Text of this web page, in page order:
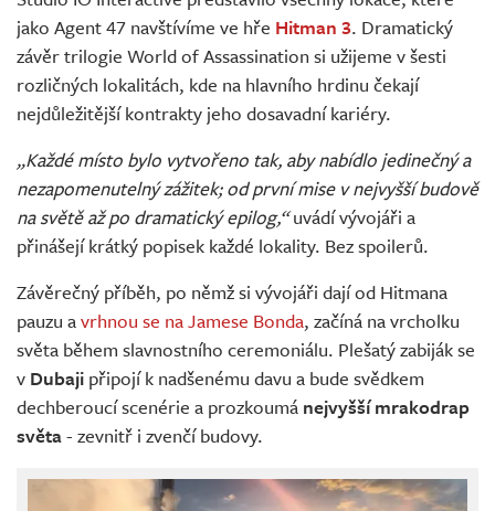
Živě
jako Agent 47 navštívíme ve hře Hitman 3. Dramatický
závěr trilogie World of Assassination si užijeme v šesti
rozličných lokalitách, kde na hlavního hrdinu čekají
nejdůležitější kontrakty jeho dosavadní kariéry.
„Každé místo bylo vytvořeno tak, aby nabídlo jedinečný a
nezapomenutelný zážitek; od první mise v nejvyšší budově
na světě až po dramatický epilog,“uvádí vývojáři a
přinášejí krátký popisek každé lokality. Bez spoilerů.
Závěrečný příběh, po němž si vývojáři dají od Hitmana
pauzu avrhnou se na Jamese Bonda, začíná na vrcholku
světa během slavnostního ceremoniálu. Plešatý zabiják se
v Dubaji připojí k nadšenému davu a bude svědkem
dechberoucí scenérie a prozkoumá nejvyšší mrakodrap
světa- zevnitř i zvenčí budovy.